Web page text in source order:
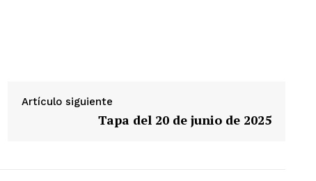
Artículo siguiente
Tapa del 20 de junio de 2025